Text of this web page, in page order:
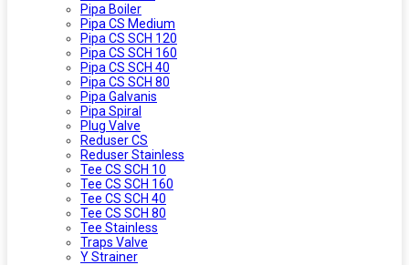
Pipa Boiler
Pipa CS Medium
Pipa CS SCH 120
Pipa CS SCH 160
Pipa CS SCH 40
Pipa CS SCH 80
Pipa Galvanis
Pipa Spiral
Plug Valve
Reduser CS
Reduser Stainless
Tee CS SCH 10
Tee CS SCH 160
Tee CS SCH 40
Tee CS SCH 80
Tee Stainless
Traps Valve
Y Strainer